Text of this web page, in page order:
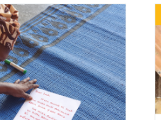
godslastering,
videobericht
moord op een
Deborah